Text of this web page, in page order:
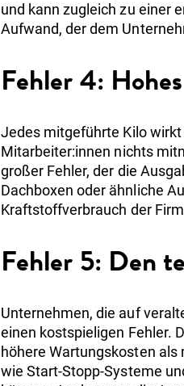
und kann zugleich zu einer
Aufwand, der dem
Fehler 4:
Jedes mitgeführte Kilo
Mitarbeiter:innen nichts
großer Fehler, der die
Dachboxen oder ähnliche
Kraftstoffverbrauch der
Fehler 5: Den
Unternehmen, die auf
einen kostspieligen Fehler.
höhere Wartungskosten
wie Start-Stopp-Systeme